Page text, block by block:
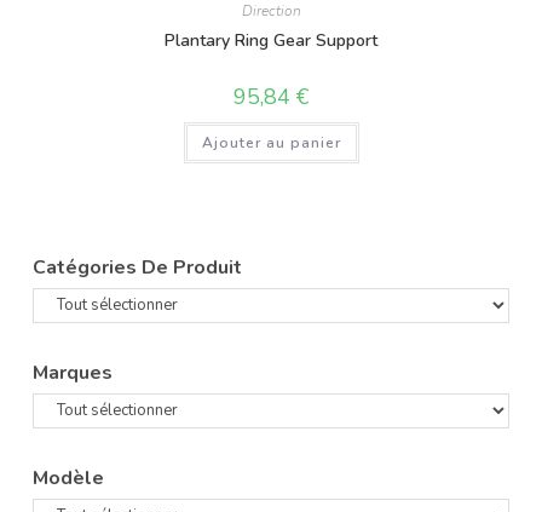
Direction
Plantary Ring Gear Support
95,84 €
Ajouter au panier
Catégories De Produit
Marques
Modèle